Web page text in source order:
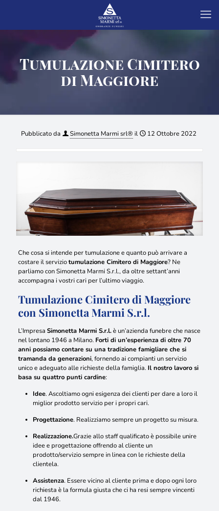
Tumulazione Cimitero
di Maggiore
Pubblicato da Simonetta Marmi srl® il 12 Ottobre 2022
Che cosa si intende per tumulazione e quanto può arrivare a
costareil serviziotumulazione Cimitero di Maggiore? Ne
parliamo con Simonetta Marmi S.r.l., da oltre settant’anni
accompagna i vostri cari per l’ultimo viaggio.
Tumulazione Cimitero di Maggiore
con Simonetta Marmi S.r.l.
L’Impresa Simonetta Marmi S.r.l.è un’azienda funebre che nasce
nel lontano 1946 a Milano. Forti di un’esperienza di oltre 70
anni possiamo contare su una tradizione famigliare che si
tramanda da generazioni, fornendo ai compianti un servizio
unico e adeguato alle richieste della famiglia. Il nostro lavoro si
basa su quattro punti cardine:
Idee. Ascoltiamo ogni esigenza dei clienti per dare a loro il
miglior prodotto servizio per i propri cari.
Progettazione. Realizziamo sempre un progetto su misura.
Realizzazione.Grazie allo staff qualificato è possibile unire
idee e progettazione offrendo al cliente un
prodotto/servizio sempre in linea con le richieste della
clientela.
Assistenza. Essere vicino al cliente prima e dopo ogni loro
richiesta è la formula giusta che ci ha resi sempre vincenti
dal 1946.